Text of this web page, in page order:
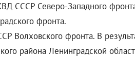
СССР Северо-Западного
фронта.
Волховского фронта. В
района Ленинградской